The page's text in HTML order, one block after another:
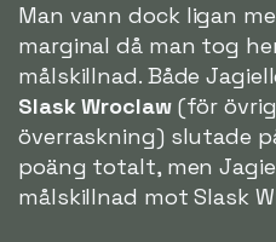
Man vann dock ligan
marginal då man tog
målskillnad. Både
Slask Wroclaw(för
överraskning) slutade
poäng totalt, men
målskillnad mot Slask